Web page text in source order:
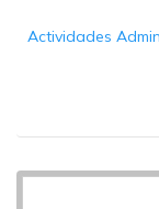
Actividades